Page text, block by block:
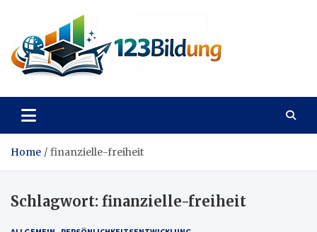
content
123Bildung
Home finanzielle-freiheit
Schlagwort: finanzielle-freiheit